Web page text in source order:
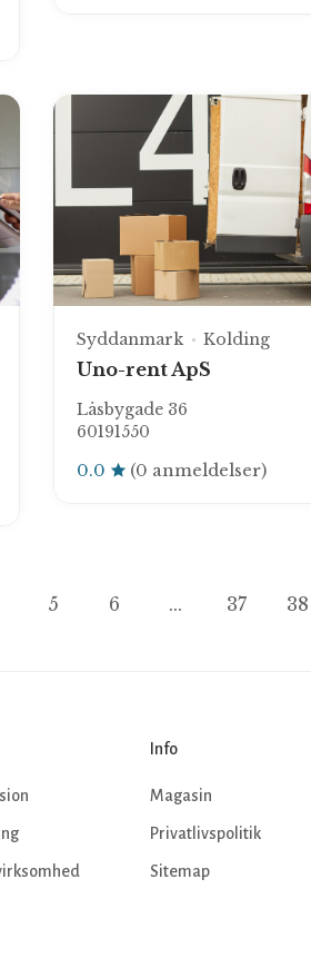
Syddanmark Kolding
Uno-rent ApS
Låsbygade 36
60191550
0.0 (0 anmeldelser)
5 6 ... 37 38
Info
Magasin
Privatlivspolitik
Sitemap